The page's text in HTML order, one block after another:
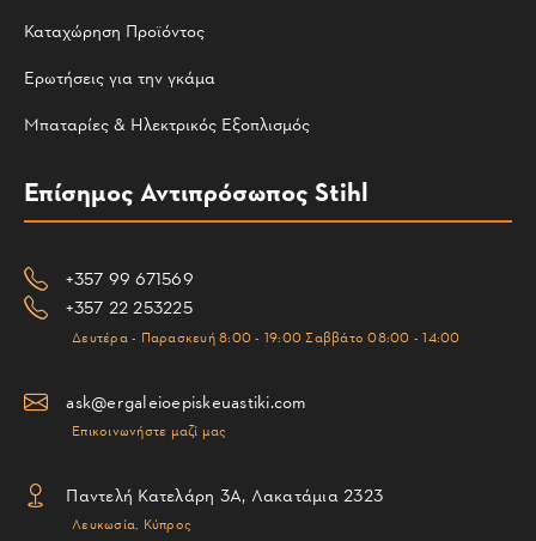
Καταχώρηση Προϊόντος
Ερωτήσεις για την γκάμα
Μπαταρίες & Ηλεκτρικός Εξοπλισμός
Επίσημος Αντιπρόσωπος Stihl
+357 99 671569
+357 22 253225
Δευτέρα - Παρασκευή 8:00 - 19:00 Σαββάτο 08:00 - 14:00
ask@ergaleioepiskeuastiki.com
Επικοινωνήστε μαζί μας
Παντελή Κατελάρη 3Α, Λακατάμια 2323
Λευκωσία, Κύπρος